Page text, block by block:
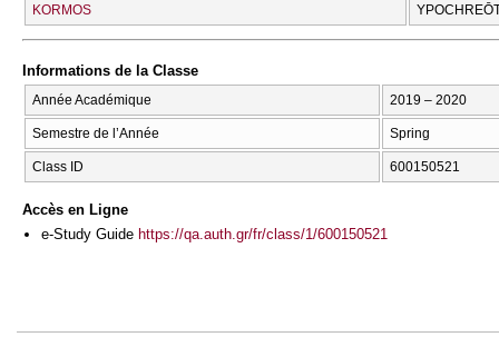
KORMOS
Informations de la Classe
Année Académique 2019 – 2020
Semestre de l’Année Spring
Class ID 600150521
Accès en Ligne
e-Study Guide https://qa.auth.gr/fr/class/1/600150521